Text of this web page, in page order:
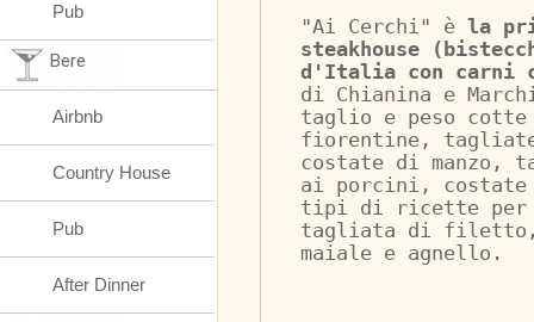
"Ai Cerchi" è la
steakhouse
d'Italia con carni
di Chianina e
taglio e peso
fiorentine,
costate di manzo,
ai porcini,
tipi di ricette
tagliata di
maiale e agnello.
Pub
Bere
Airbnb
Country House
Pub
After Dinner